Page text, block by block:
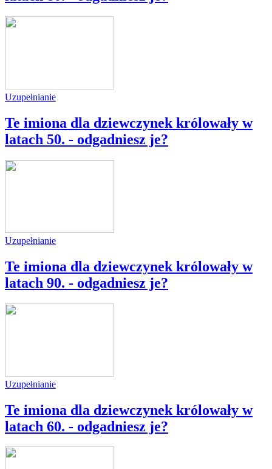
Uzupełnianie
Te imiona dla dziewczynek królowały w
latach 50. - odgadniesz je?
Uzupełnianie
Te imiona dla dziewczynek królowały w
latach 90. - odgadniesz je?
Uzupełnianie
Te imiona dla dziewczynek królowały w
latach 60. - odgadniesz je?